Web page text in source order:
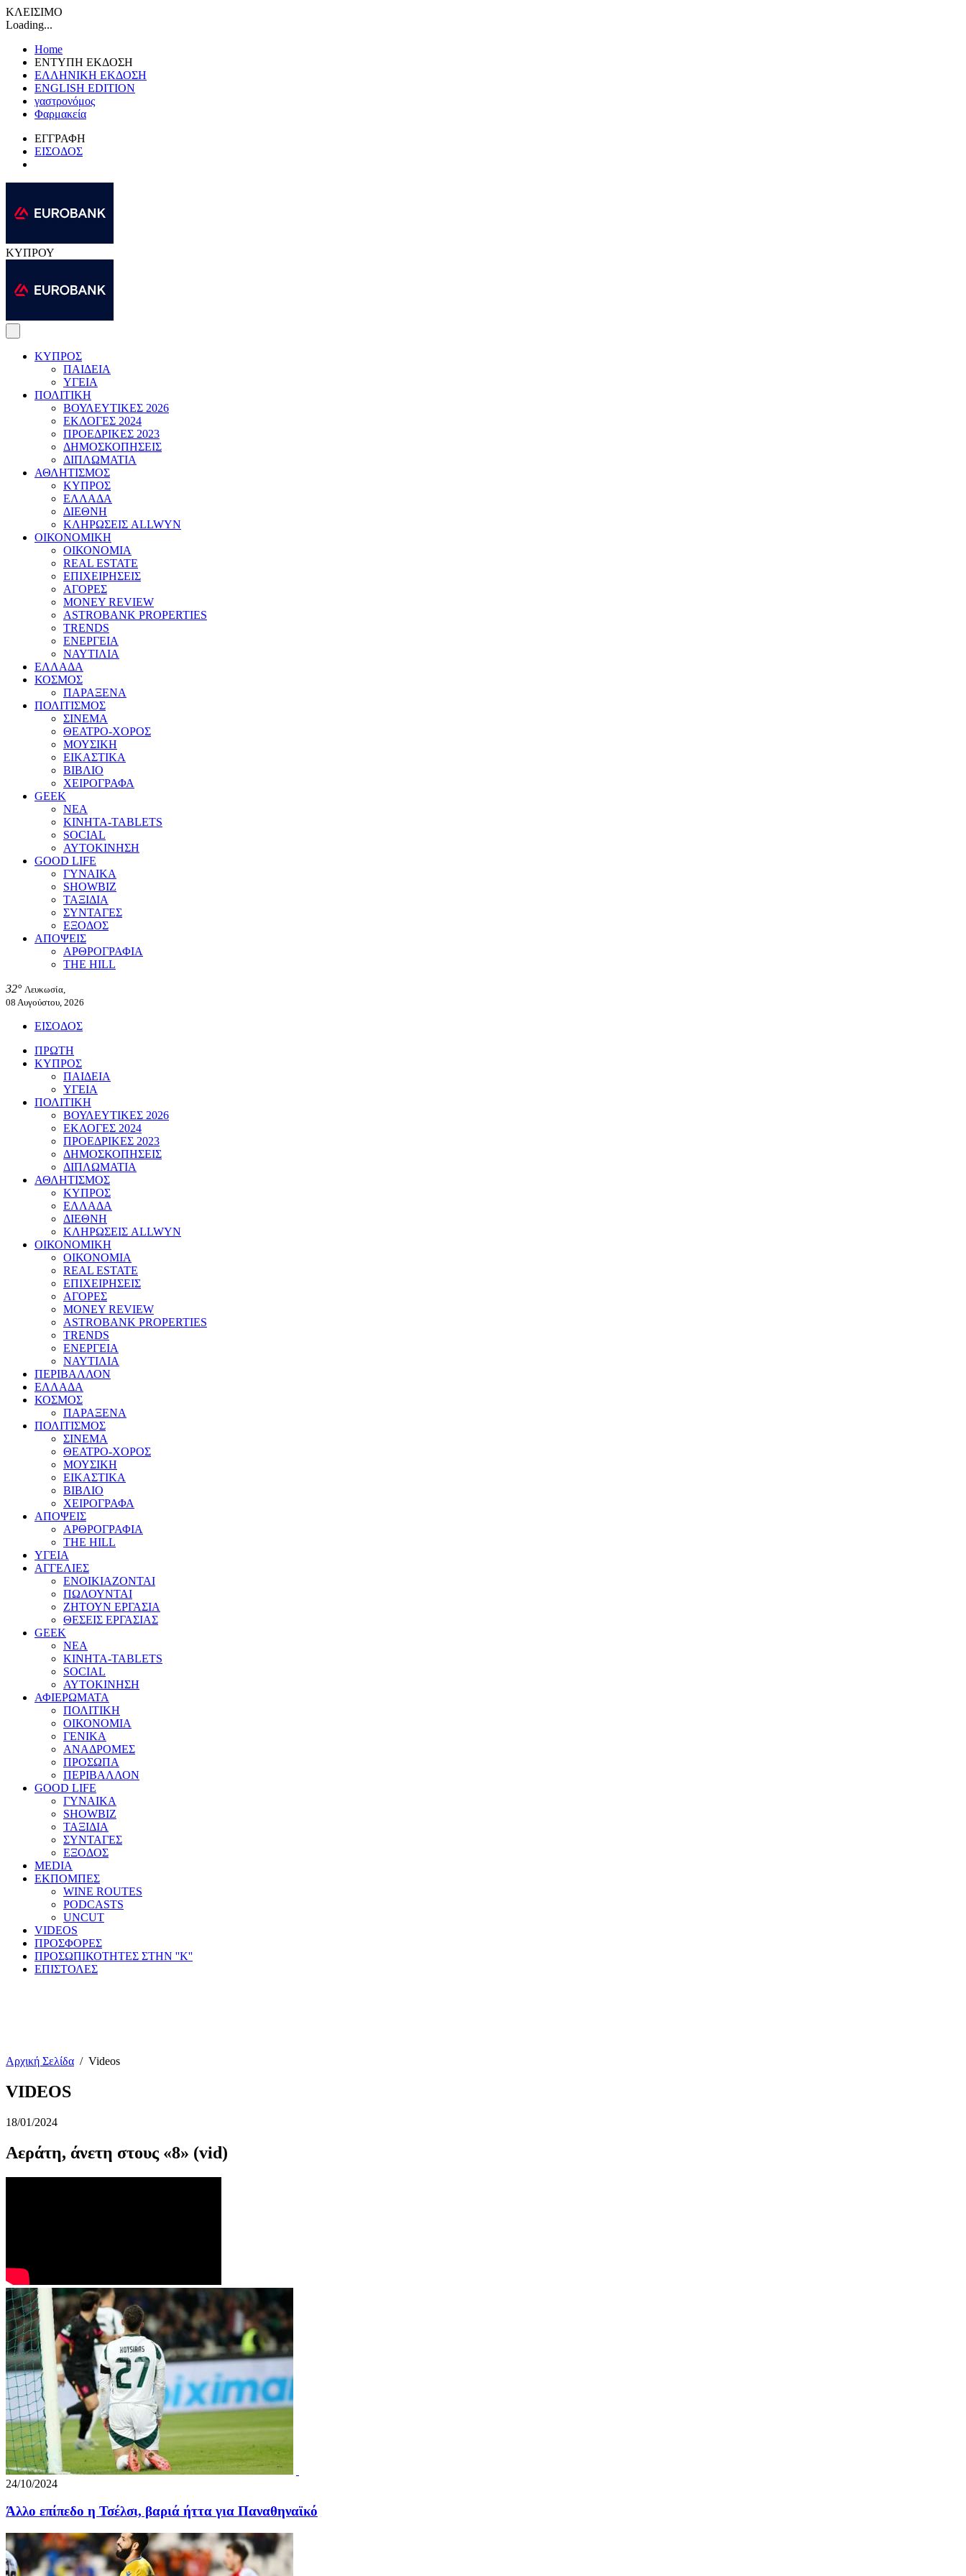
ΚΛΕΙΣΙΜΟ
Loading...
Home
ΕΝΤΥΠΗ ΕΚΔΟΣΗ
ΕΛΛΗΝΙΚΗ ΕΚΔΟΣΗ
ENGLISH EDITION
γαστρονόμος
Φαρμακεία
ΕΓΓΡΑΦΗ
ΕΙΣΟΔΟΣ
ΚΥΠΡΟΥ
ΚΥΠΡΟΣ
ΠΑΙΔΕΙΑ
ΥΓΕΙΑ
ΠΟΛΙΤΙΚΗ
ΒΟΥΛΕΥΤΙΚΕΣ 2026
ΕΚΛΟΓΕΣ 2024
ΠΡΟΕΔΡΙΚΕΣ 2023
ΔΗΜΟΣΚΟΠΗΣΕΙΣ
ΔΙΠΛΩΜΑΤΙΑ
ΑΘΛΗΤΙΣΜΟΣ
ΚΥΠΡΟΣ
ΕΛΛΑΔΑ
ΔΙΕΘΝΗ
ΚΛΗΡΩΣΕΙΣ ALLWYN
ΟΙΚΟΝΟΜΙΚΗ
ΟΙΚΟΝΟΜΙΑ
REAL ESTATE
ΕΠΙΧΕΙΡΗΣΕΙΣ
ΑΓΟΡΕΣ
MONEY REVIEW
ASTROBANK PROPERTIES
TRENDS
ΕΝΕΡΓΕΙΑ
ΝΑΥΤΙΛΙΑ
ΕΛΛΑΔΑ
ΚΟΣΜΟΣ
ΠΑΡΑΞΕΝΑ
ΠΟΛΙΤΙΣΜΟΣ
ΣΙΝΕΜΑ
ΘΕΑΤΡΟ-ΧΟΡΟΣ
ΜΟΥΣΙΚΗ
ΕΙΚΑΣΤΙΚΑ
ΒΙΒΛΙΟ
ΧΕΙΡΟΓΡΑΦΑ
GEEK
ΝΕΑ
ΚΙΝΗΤΑ-TABLETS
SOCIAL
ΑΥΤΟΚΙΝΗΣΗ
GOOD LIFE
ΓΥΝΑΙΚΑ
SHOWBIZ
ΤΑΞΙΔΙΑ
ΣΥΝΤΑΓΕΣ
ΕΞΟΔΟΣ
ΑΠΟΨΕΙΣ
ΑΡΘΡΟΓΡΑΦΙΑ
THE HILL
32° Λευκωσία,
08 Αυγούστου, 2026
ΕΙΣΟΔΟΣ
ΠΡΩΤΗ
ΚΥΠΡΟΣ
ΠΑΙΔΕΙΑ
ΥΓΕΙΑ
ΠΟΛΙΤΙΚΗ
ΒΟΥΛΕΥΤΙΚΕΣ 2026
ΕΚΛΟΓΕΣ 2024
ΠΡΟΕΔΡΙΚΕΣ 2023
ΔΗΜΟΣΚΟΠΗΣΕΙΣ
ΔΙΠΛΩΜΑΤΙΑ
ΑΘΛΗΤΙΣΜΟΣ
ΚΥΠΡΟΣ
ΕΛΛΑΔΑ
ΔΙΕΘΝΗ
ΚΛΗΡΩΣΕΙΣ ALLWYN
ΟΙΚΟΝΟΜΙΚΗ
ΟΙΚΟΝΟΜΙΑ
REAL ESTATE
ΕΠΙΧΕΙΡΗΣΕΙΣ
ΑΓΟΡΕΣ
MONEY REVIEW
ASTROBANK PROPERTIES
TRENDS
ΕΝΕΡΓΕΙΑ
ΝΑΥΤΙΛΙΑ
ΠΕΡΙΒΑΛΛΟΝ
ΕΛΛΑΔΑ
ΚΟΣΜΟΣ
ΠΑΡΑΞΕΝΑ
ΠΟΛΙΤΙΣΜΟΣ
ΣΙΝΕΜΑ
ΘΕΑΤΡΟ-ΧΟΡΟΣ
ΜΟΥΣΙΚΗ
ΕΙΚΑΣΤΙΚΑ
ΒΙΒΛΙΟ
ΧΕΙΡΟΓΡΑΦΑ
ΑΠΟΨΕΙΣ
ΑΡΘΡΟΓΡΑΦΙΑ
THE HILL
ΥΓΕΙΑ
ΑΓΓΕΛΙΕΣ
ΕΝΟΙΚΙΑΖΟΝΤΑΙ
ΠΩΛΟΥΝΤΑΙ
ΖΗΤΟΥΝ ΕΡΓΑΣΙΑ
ΘΕΣΕΙΣ ΕΡΓΑΣΙΑΣ
GEEK
ΝΕΑ
ΚΙΝΗΤΑ-TABLETS
SOCIAL
ΑΥΤΟΚΙΝΗΣΗ
ΑΦΙΕΡΩΜΑΤΑ
ΠΟΛΙΤΙΚΗ
ΟΙΚΟΝΟΜΙΑ
ΓΕΝΙΚΑ
ΑΝΑΔΡΟΜΕΣ
ΠΡΟΣΩΠΑ
ΠΕΡΙΒΑΛΛΟΝ
GOOD LIFE
ΓΥΝΑΙΚΑ
SHOWBIZ
ΤΑΞΙΔΙΑ
ΣΥΝΤΑΓΕΣ
ΕΞΟΔΟΣ
MEDIA
ΕΚΠΟΜΠΕΣ
WINE ROUTES
PODCASTS
UNCUT
VIDEOS
ΠΡΟΣΦΟΡΕΣ
ΠΡΟΣΩΠΙΚΟΤΗΤΕΣ ΣΤΗΝ ''Κ''
ΕΠΙΣΤΟΛΕΣ
Αρχική Σελίδα / Videos
VIDEOS
18/01/2024
Αεράτη, άνετη στους «8» (vid)
24/10/2024
Άλλο επίπεδο η Τσέλσι, βαριά ήττα για Παναθηναϊκό